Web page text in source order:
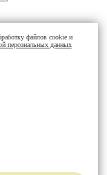
время!
файлов cookie и
персональных данных